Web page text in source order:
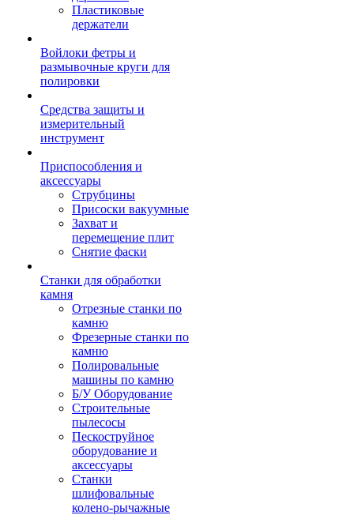
Пластиковые
держатели
Войлоки фетры и
размывочные круги для
полировки
Средства защиты и
измерительный
инструмент
Приспособления и
аксессуары
Струбцины
Присоски вакуумные
Захват и
перемещение плит
Снятие фаски
Станки для обработки
камня
Отрезные станки по
камню
Фрезерные станки по
камню
Полировальные
машины по камню
Б/У Оборудование
Строительные
пылесосы
Пескоструйное
оборудование и
аксессуары
Станки
шлифовальные
колено-рычажные